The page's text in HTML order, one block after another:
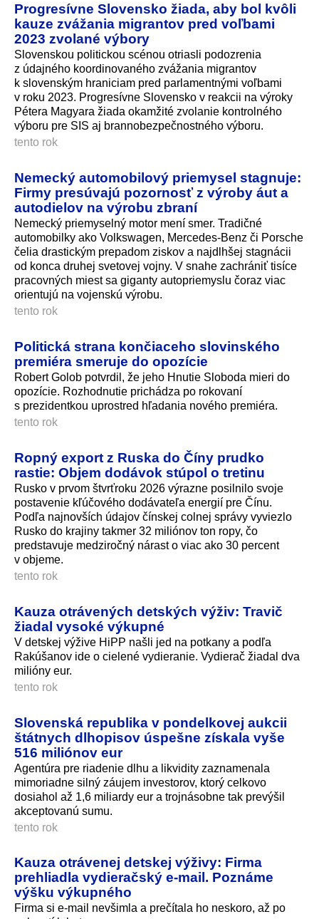
Progresívne Slovensko žiada, aby bol kvôli
kauze zvážania migrantov pred voľbami
2023 zvolané výbory
Slovenskou politickou scénou otriasli podozrenia
z údajného koordinovaného zvážania migrantov
k slovenským hraniciam pred parlamentnými voľbami
v roku 2023. Progresívne Slovensko v reakcii na výroky
Pétera Magyara žiada okamžité zvolanie kontrolného
výboru pre SIS aj brannobezpečnos­tného výboru.
tento rok
Nemecký automobilový priemysel stagnuje:
Firmy presúvajú pozornosť z výroby áut a
autodielov na výrobu zbraní
Nemecký priemyselný motor mení smer. Tradičné
automobilky ako Volkswagen, Mercedes-Benz či Porsche
čelia drastickým prepadom ziskov a najdlhšej stagnácii
od konca druhej svetovej vojny. V snahe zachrániť tisíce
pracovných miest sa giganty autopriemyslu čoraz viac
orientujú na vojenskú výrobu.
tento rok
Politická strana končiaceho slovinského
premiéra smeruje do opozície
Robert Golob potvrdil, že jeho Hnutie Sloboda mieri do
opozície. Rozhodnutie prichádza po rokovaní
s prezidentkou uprostred hľadania nového premiéra.
tento rok
Ropný export z Ruska do Číny prudko
rastie: Objem dodávok stúpol o tretinu
Rusko v prvom štvrťroku 2026 výrazne posilnilo svoje
postavenie kľúčového dodávateľa energií pre Čínu.
Podľa najnovších údajov čínskej colnej správy vyviezlo
Rusko do krajiny takmer 32 miliónov ton ropy, čo
predstavuje medziročný nárast o viac ako 30 percent
v objeme.
tento rok
Kauza otrávených detských výživ: Travič
žiadal vysoké výkupné
V detskej výžive HiPP našli jed na potkany a podľa
Rakúšanov ide o cielené vydieranie. Vydierač žiadal dva
milióny eur.
tento rok
Slovenská republika v pondelkovej aukcii
štátnych dlhopisov úspešne získala vyše
516 miliónov eur
Agentúra pre riadenie dlhu a likvidity zaznamenala
mimoriadne silný záujem investorov, ktorý celkovo
dosiahol až 1,6 miliardy eur a trojnásobne tak prevýšil
akceptovanú sumu.
tento rok
Kauza otrávenej detskej výživy: Firma
prehliadla vydieračský e-mail. Poznáme
výšku výkupného
Firma si e-mail nevšimla a prečítala ho neskoro, až po